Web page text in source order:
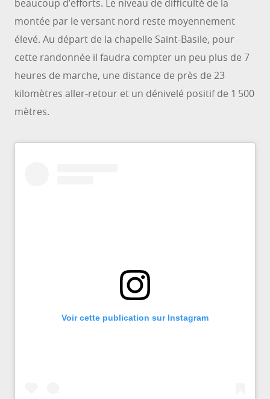
beaucoup d’efforts. Le niveau de difficulté de la
montée par le versant nord reste moyennement
élevé. Au départ de la chapelle Saint-Basile, pour
cette randonnée il faudra compter un peu plus de 7
heures de marche, une distance de près de 23
kilomètres aller-retour et un dénivelé positif de 1 500
mètres.
Voir cette publication sur Instagram